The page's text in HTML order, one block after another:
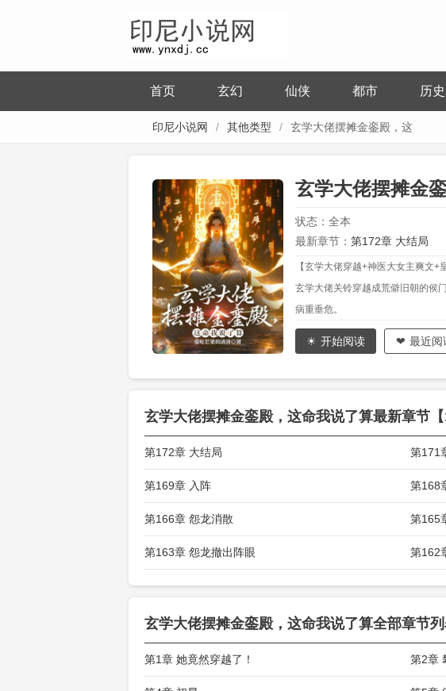
首页 玄幻 仙侠 都市 历史
印尼小说网 其他类型 玄学大佬摆摊金銮殿，这
玄学大佬摆摊金
清
状态：全本
最新章节： 第172章 大结局
【玄学大佬穿越+神医大女主爽文+
玄学大佬关铃穿越成荒僻旧朝的侯
病重垂危。
她对镜自照，喟叹这命格霉运滔天
恰在京城，她竟偶遇了一位紫气萦
你怀龙气庇佑，我恰缺福运相随。
开始阅读 最近阅
玄学大佬摆摊金銮殿，这命我说了算最新章节【
第172章 大结局 第171
第169章 入阵 第168
第166章 怨龙消散 第165
第163章 怨龙撤出阵眼 第162
玄学大佬摆摊金銮殿，这命我说了算全部章节列
第1章 她竟然穿越了！ 第2章